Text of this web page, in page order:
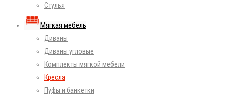
Стулья
Мягкая мебель
Диваны
Диваны угловые
Комплекты мягкой мебели
Кресла
Пуфы и банкетки